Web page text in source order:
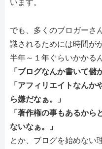
います。
でも、多くのブロガーさ
識されるためには時間が
半年～１年ぐらいかかる
「ブログなんか書いて儲
「アフィリエイトなん
ら嫌だなぁ。」
「著作権の事もあるから
ないなぁ。」
とか、ブログを始めない